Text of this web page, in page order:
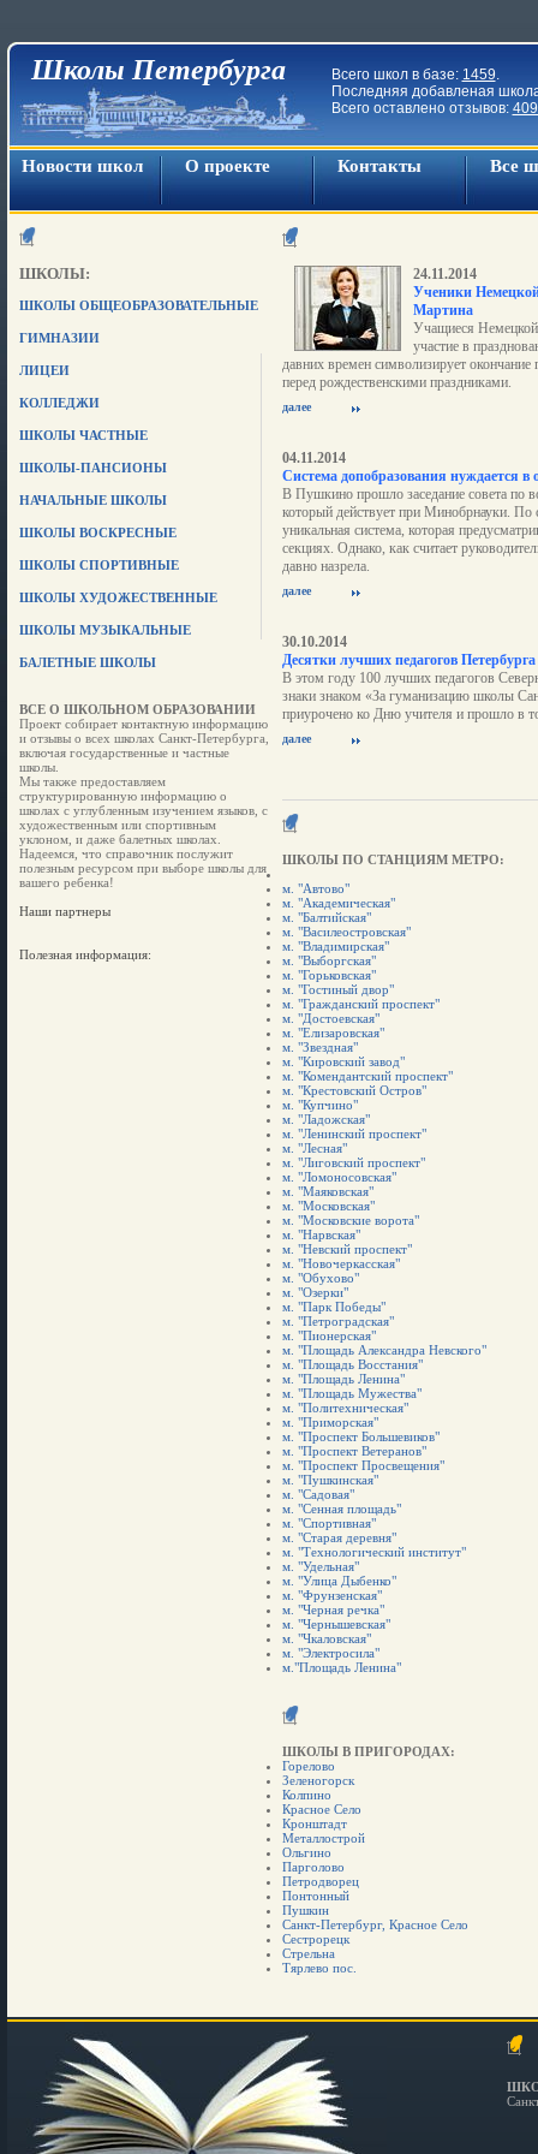
Школы Петербурга Всего школ в базе: 1459.
Последняя добавленая
Всего оставлено отзывов:
Новости школ О проекте Контакты Все
ШКОЛЫ:
ШКОЛЫ ОБЩЕОБРАЗОВАТЕЛЬНЫЕ
ГИМНАЗИИ
ЛИЦЕИ
КОЛЛЕДЖИ
ШКОЛЫ ЧАСТНЫЕ
ШКОЛЫ-ПАНСИОНЫ
НАЧАЛЬНЫЕ ШКОЛЫ
ШКОЛЫ ВОСКРЕСНЫЕ
ШКОЛЫ СПОРТИВНЫЕ
ШКОЛЫ ХУДОЖЕСТВЕННЫЕ
ШКОЛЫ МУЗЫКАЛЬНЫЕ
БАЛЕТНЫЕ ШКОЛЫ
ВСЕ О ШКОЛЬНОМ ОБРАЗОВАНИИ
Проект собирает контактную информацию
и отзывы о всех школах Санкт-Петербурга,
включая государственные и частные
школы.
Мы также предоставляем
структурированную информацию о
школах с углубленным изучением языков, с
художественным или спортивным
уклоном, и даже балетных школах.
Надеемся, что справочник послужит
полезным ресурсом при выборе школы для
вашего ребенка!
Наши партнеры
Полезная информация:
24.11.2014
Ученики
Мартина
Учащиеся
участие в
давних времен символизирует окончание
перед рождественскими праздниками.
далее
04.11.2014
Система допобразования нуждается в
В Пушкино прошло заседание совета по
который действует при Минобрнауки. По
уникальная система, которая
секциях. Однако, как считает
давно назрела.
далее
30.10.2014
Десятки лучших педагогов
В этом году 100 лучших педагогов
знаки знаком «За гуманизацию школы
приурочено ко Дню учителя и прошло в
далее
ШКОЛЫ ПО СТАНЦИЯМ МЕТРО:
м. "Автово"
м. "Академическая"
м. "Балтийская"
м. "Василеостровская"
м. "Владимирская"
м. "Выборгская"
м. "Горьковская"
м. "Гостиный двор"
м. "Гражданский проспект"
м. "Достоевская"
м. "Елизаровская"
м. "Звездная"
м. "Кировский завод"
м. "Комендантский проспект"
м. "Крестовский Остров"
м. "Купчино"
м. "Ладожская"
м. "Ленинский проспект"
м. "Лесная"
м. "Лиговский проспект"
м. "Ломоносовская"
м. "Маяковская"
м. "Московская"
м. "Московские ворота"
м. "Нарвская"
м. "Невский проспект"
м. "Новочеркасская"
м. "Обухово"
м. "Озерки"
м. "Парк Победы"
м. "Петроградская"
м. "Пионерская"
м. "Площадь Александра Невского"
м. "Площадь Восстания"
м. "Площадь Ленина"
м. "Площадь Мужества"
м. "Политехническая"
м. "Приморская"
м. "Проспект Большевиков"
м. "Проспект Ветеранов"
м. "Проспект Просвещения"
м. "Пушкинская"
м. "Садовая"
м. "Сенная площадь"
м. "Спортивная"
м. "Старая деревня"
м. "Технологический институт"
м. "Удельная"
м. "Улица Дыбенко"
м. "Фрунзенская"
м. "Черная речка"
м. "Чернышевская"
м. "Чкаловская"
м. "Электросила"
м."Площадь Ленина"
ШКОЛЫ В ПРИГОРОДАХ:
Горелово
Зеленогорск
Колпино
Красное Село
Кронштадт
Металлострой
Ольгино
Парголово
Петродворец
Понтонный
Пушкин
Санкт-Петербург, Красное Село
Сестрорецк
Стрельна
Тярлево пос.